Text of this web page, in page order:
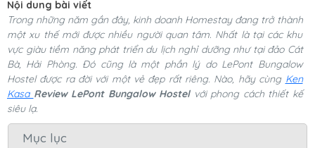
Nội dung bài viết
Trong những năm gần đây, kinh doanh Homestay đang trở thành
một xu thế mới được nhiều người quan tâm. Nhất là tại các khu
vực giàu tiềm năng phát triển du lịch nghỉ dưỡng như tại đảo Cát
Bà, Hải Phòng. Đó cũng là một phần lý do LePont Bungalow
Hostel được ra đời với một vẻ đẹp rất riêng. Nào, hãy cùng Ken
Kasa Review LePont Bungalow Hostel với phong cách thiết kế
siêu lạ.
Mục lục